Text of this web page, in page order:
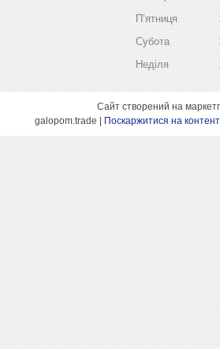
Пʼятниця
Субота
Неділя
Сайт створений на
Поскаржитися на контент